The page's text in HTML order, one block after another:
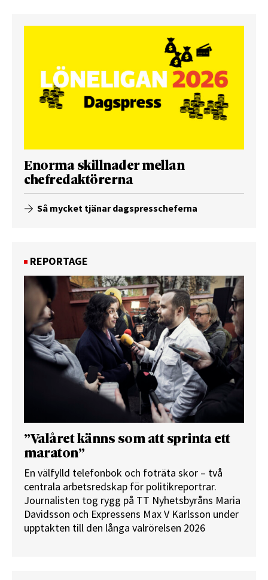
Enorma skillnader mellan
chefredaktörerna
Så mycket tjänar dagspresscheferna
REPORTAGE
”Valåret känns som att sprinta ett
maraton”
En välfylld telefonbok och foträta skor – två
centrala arbetsredskap för politikreportrar.
Journalisten tog rygg på TT Nyhetsbyråns Maria
Davidsson och Expressens Max V Karlsson under
upptakten till den långa valrörelsen 2026